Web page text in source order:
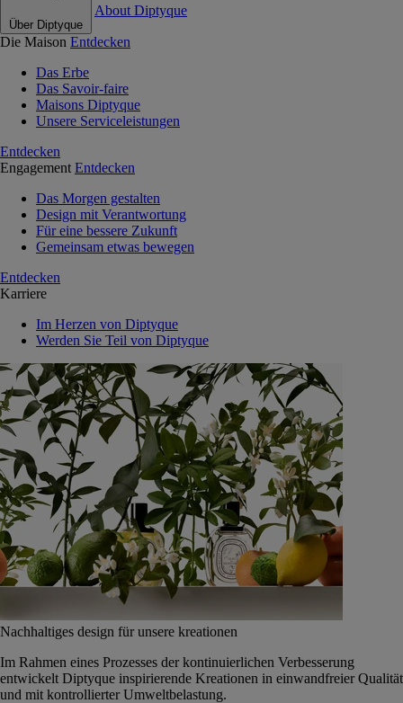
Über Diptyque
About Diptyque
Die Maison Entdecken
Das Erbe
Das Savoir-faire
Maisons Diptyque
Unsere Serviceleistungen
Entdecken
Engagement Entdecken
Das Morgen gestalten
Design mit Verantwortung
Für eine bessere Zukunft
Gemeinsam etwas bewegen
Entdecken
Karriere
Im Herzen von Diptyque
Werden Sie Teil von Diptyque
Nachhaltiges design für unsere kreationen
Im Rahmen eines Prozesses der kontinuierlichen Verbesserung
entwickelt Diptyque inspirierende Kreationen in einwandfreier Qualität
und mit kontrollierter Umweltbelastung.